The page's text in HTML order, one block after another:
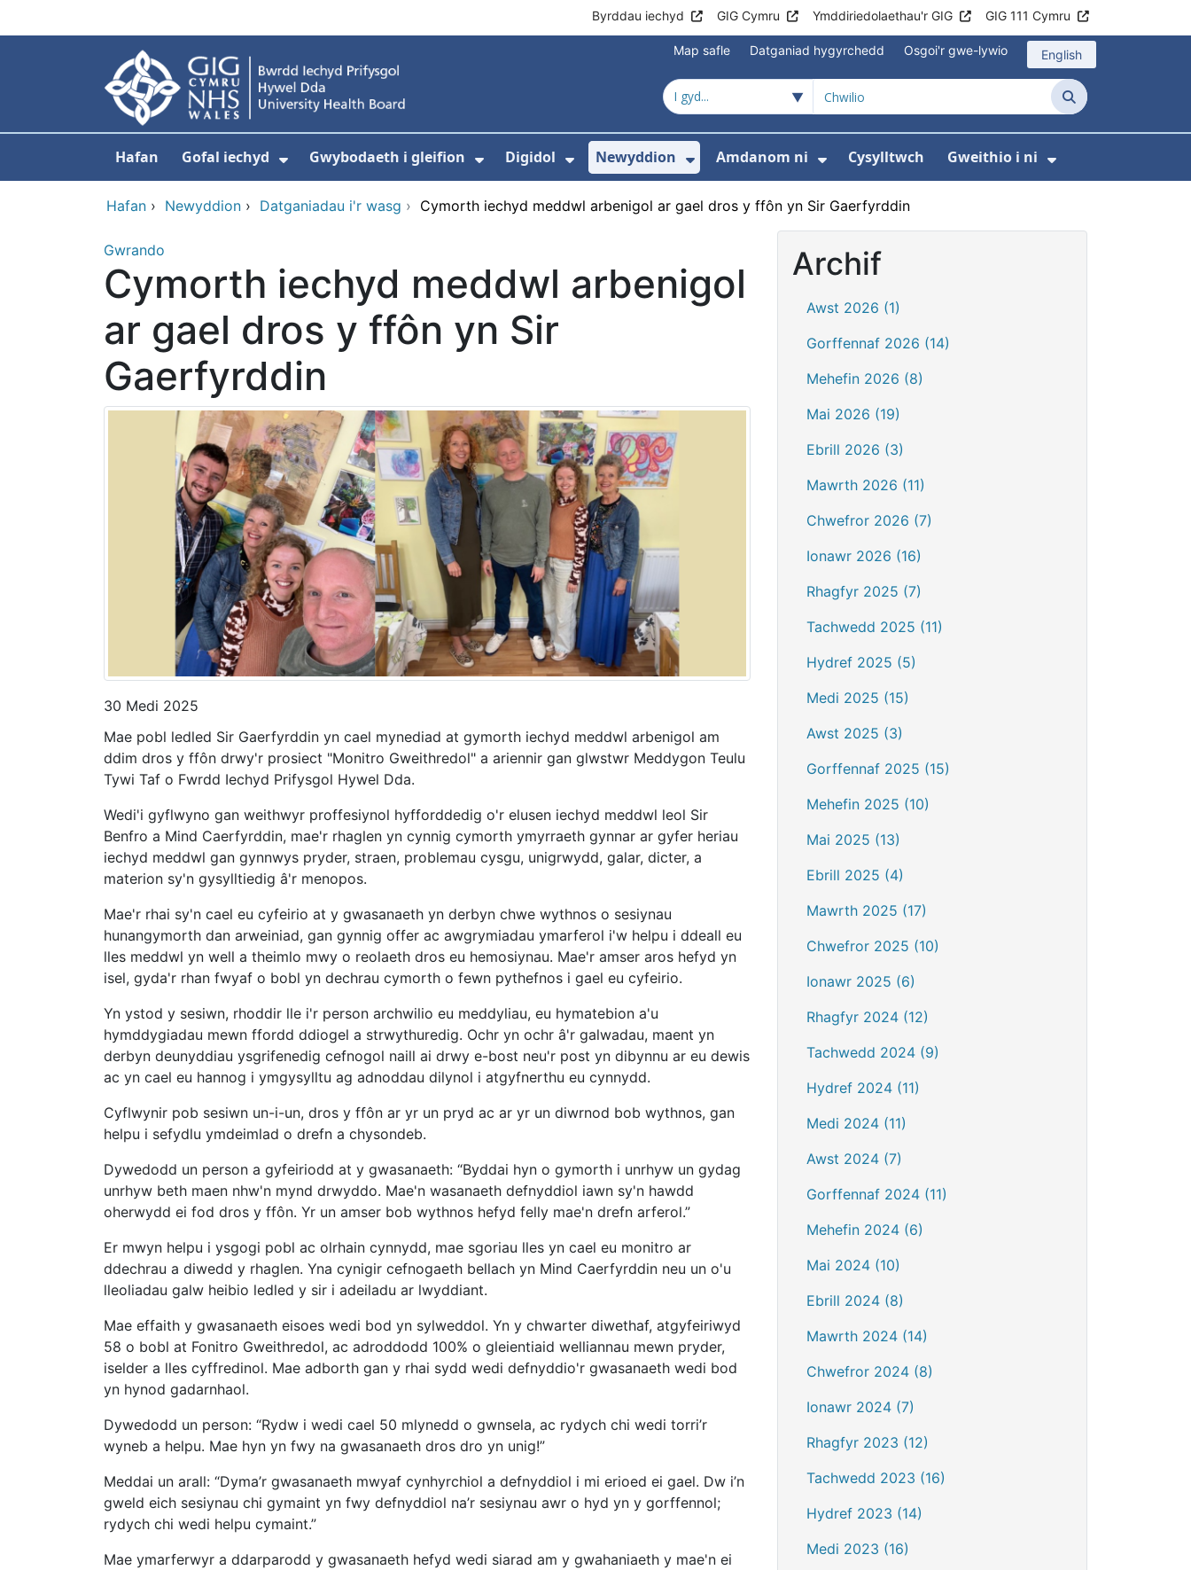
Byrddau iechyd GIG Cymru Ymddiriedolaethau'r GIG GIG 111 Cymru
Map safle Datganiad hygyrchedd Osgoi'r gwe-lywio English
Chwilio
Hafan Gofal iechyd
Dangos isddewislen ar gyfer Gofal iechyd
Gwybodaeth i gleifion
Dangos isddewislen ar gyfer Gwybodaeth i gleifion
Digidol
Dangos isddewislen ar gyfer Digidol
Newyddion
Dangos isddewislen ar gyfer Newyddion
Amdanom ni
Dangos isddewislen ar gyfer Amdanom ni
Cysylltwch Gweithio i ni
Dangos
Hafan › Newyddion › Datganiadau i'r wasg › Cymorth iechyd meddwl arbenigol ar gael dros y ffôn yn Sir Gaerfyrddin
Gwrando
Cymorth iechyd meddwl arbenigol
ar gael dros y ffôn yn Sir
Gaerfyrddin
30 Medi 2025
Mae pobl ledled Sir Gaerfyrddin yn cael mynediad at gymorth iechyd meddwl arbenigol am
ddim dros y ffôn drwy'r prosiect "Monitro Gweithredol" a ariennir gan glwstwr Meddygon Teulu
Tywi Taf o Fwrdd Iechyd Prifysgol Hywel Dda.
Wedi'i gyflwyno gan weithwyr proffesiynol hyfforddedig o'r elusen iechyd meddwl leol Sir
Benfro a Mind Caerfyrddin, mae'r rhaglen yn cynnig cymorth ymyrraeth gynnar ar gyfer heriau
iechyd meddwl gan gynnwys pryder, straen, problemau cysgu, unigrwydd, galar, dicter, a
materion sy'n gysylltiedig â'r menopos.
Mae'r rhai sy'n cael eu cyfeirio at y gwasanaeth yn derbyn chwe wythnos o sesiynau
hunangymorth dan arweiniad, gan gynnig offer ac awgrymiadau ymarferol i'w helpu i ddeall eu
lles meddwl yn well a theimlo mwy o reolaeth dros eu hemosiynau. Mae'r amser aros hefyd yn
isel, gyda'r rhan fwyaf o bobl yn dechrau cymorth o fewn pythefnos i gael eu cyfeirio.
Yn ystod y sesiwn, rhoddir lle i'r person archwilio eu meddyliau, eu hymatebion a'u
hymddygiadau mewn ffordd ddiogel a strwythuredig. Ochr yn ochr â'r galwadau, maent yn
derbyn deunyddiau ysgrifenedig cefnogol naill ai drwy e-bost neu'r post yn dibynnu ar eu dewis
ac yn cael eu hannog i ymgysylltu ag adnoddau dilynol i atgyfnerthu eu cynnydd.
Cyflwynir pob sesiwn un-i-un, dros y ffôn ar yr un pryd ac ar yr un diwrnod bob wythnos, gan
helpu i sefydlu ymdeimlad o drefn a chysondeb.
Dywedodd un person a gyfeiriodd at y gwasanaeth: “Byddai hyn o gymorth i unrhyw un gydag
unrhyw beth maen nhw'n mynd drwyddo. Mae'n wasanaeth defnyddiol iawn sy'n hawdd
oherwydd ei fod dros y ffôn. Yr un amser bob wythnos hefyd felly mae'n drefn arferol.”
Er mwyn helpu i ysgogi pobl ac olrhain cynnydd, mae sgoriau lles yn cael eu monitro ar
ddechrau a diwedd y rhaglen. Yna cynigir cefnogaeth bellach yn Mind Caerfyrddin neu un o'u
lleoliadau galw heibio ledled y sir i adeiladu ar lwyddiant.
Mae effaith y gwasanaeth eisoes wedi bod yn sylweddol. Yn y chwarter diwethaf, atgyfeiriwyd
58 o bobl at Fonitro Gweithredol, ac adroddodd 100% o gleientiaid welliannau mewn pryder,
iselder a lles cyffredinol. Mae adborth gan y rhai sydd wedi defnyddio'r gwasanaeth wedi bod
yn hynod gadarnhaol.
Dywedodd un person: “Rydw i wedi cael 50 mlynedd o gwnsela, ac rydych chi wedi torri’r
wyneb a helpu. Mae hyn yn fwy na gwasanaeth dros dro yn unig!”
Meddai un arall: “Dyma’r gwasanaeth mwyaf cynhyrchiol a defnyddiol i mi erioed ei gael. Dw i’n
gweld eich sesiynau chi gymaint yn fwy defnyddiol na’r sesiynau awr o hyd yn y gorffennol;
rydych chi wedi helpu cymaint.”
Mae ymarferwyr a ddarparodd y gwasanaeth hefyd wedi siarad am y gwahaniaeth y mae'n ei
Archif
Awst 2026 (1)
Gorffennaf 2026 (14)
Mehefin 2026 (8)
Mai 2026 (19)
Ebrill 2026 (3)
Mawrth 2026 (11)
Chwefror 2026 (7)
Ionawr 2026 (16)
Rhagfyr 2025 (7)
Tachwedd 2025 (11)
Hydref 2025 (5)
Medi 2025 (15)
Awst 2025 (3)
Gorffennaf 2025 (15)
Mehefin 2025 (10)
Mai 2025 (13)
Ebrill 2025 (4)
Mawrth 2025 (17)
Chwefror 2025 (10)
Ionawr 2025 (6)
Rhagfyr 2024 (12)
Tachwedd 2024 (9)
Hydref 2024 (11)
Medi 2024 (11)
Awst 2024 (7)
Gorffennaf 2024 (11)
Mehefin 2024 (6)
Mai 2024 (10)
Ebrill 2024 (8)
Mawrth 2024 (14)
Chwefror 2024 (8)
Ionawr 2024 (7)
Rhagfyr 2023 (12)
Tachwedd 2023 (16)
Hydref 2023 (14)
Medi 2023 (16)